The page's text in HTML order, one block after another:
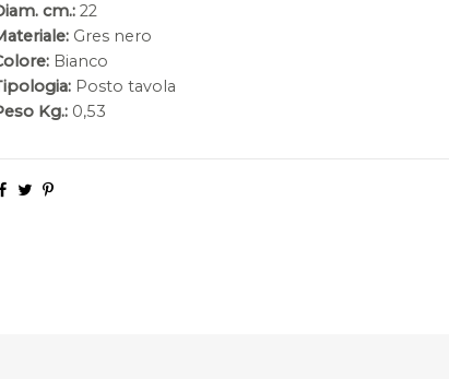
cm.: 22
Gres nero
Bianco
Posto tavola
Kg.: 0,53